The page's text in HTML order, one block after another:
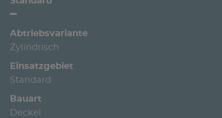
Abtriebsvariante
Zylindrisch
Einsatzgebiet
Standard
Bauart
Deckel